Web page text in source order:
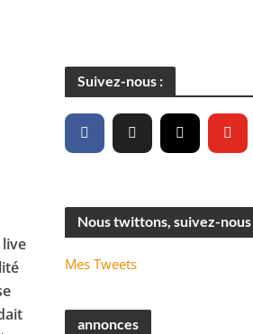
live
Suivez-nous :
Nous twittons, suivez-nous
Mes Tweets
annonces